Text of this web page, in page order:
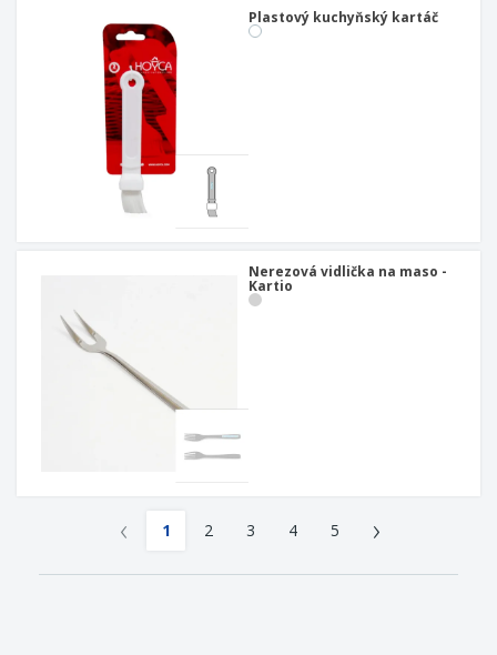
Plastový kuchyňský kartáč
Nerezová vidlička na maso -
Kartio
‹ 1 2 3 4 5 ›